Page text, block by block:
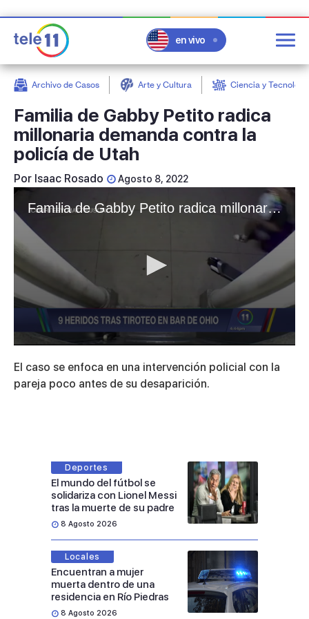
en vivo
Archivo de Casos Arte y Cultura Ciencia y
Familia de Gabby Petito radica
millonaria demanda contra la
policía de Utah
Por Isaac Rosado Agosto 8, 2022
Familia de Gabby Petito radica millonaria demanda contra la policía de Utah
seconds
of
1
El caso se enfoca en una intervención policial con la
pareja poco antes de su desaparición.
Deportes
El mundo del fútbol se
solidariza con Lionel Messi
tras la muerte de su padre
8 Agosto 2026
Locales
Encuentran a mujer
muerta dentro de una
residencia en Río Piedras
8 Agosto 2026
post